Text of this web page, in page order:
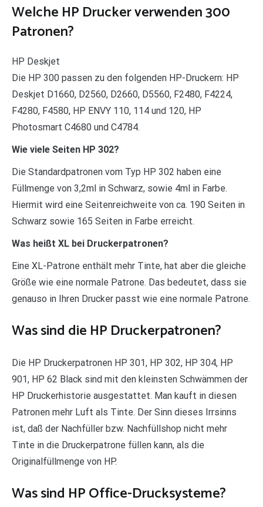
Welche HP Drucker verwenden 300
Patronen?
HP Deskjet
Die HP 300 passen zu den folgenden HP-Druckern: HP
Deskjet D1660, D2560, D2660, D5560, F2480, F4224,
F4280, F4580, HP ENVY 110, 114 und 120, HP
Photosmart C4680 und C4784.
Wie viele Seiten HP 302?
Die Standardpatronen vom Typ HP 302 haben eine
Füllmenge von 3,2ml in Schwarz, sowie 4ml in Farbe.
Hiermit wird eine Seitenreichweite von ca. 190 Seiten in
Schwarz sowie 165 Seiten in Farbe erreicht.
Was heißt XL bei Druckerpatronen?
Eine XL-Patrone enthält mehr Tinte, hat aber die gleiche
Größe wie eine normale Patrone. Das bedeutet, dass sie
genauso in Ihren Drucker passt wie eine normale Patrone.
Was sind die HP Druckerpatronen?
Die HP Druckerpatronen HP 301, HP 302, HP 304, HP
901, HP 62 Black sind mit den kleinsten Schwämmen der
HP Druckerhistorie ausgestattet. Man kauft in diesen
Patronen mehr Luft als Tinte. Der Sinn dieses Irrsinns
ist, daß der Nachfüller bzw. Nachfüllshop nicht mehr
Tinte in die Druckerpatrone füllen kann, als die
Originalfüllmenge von HP.
Was sind HP Office-Drucksysteme?